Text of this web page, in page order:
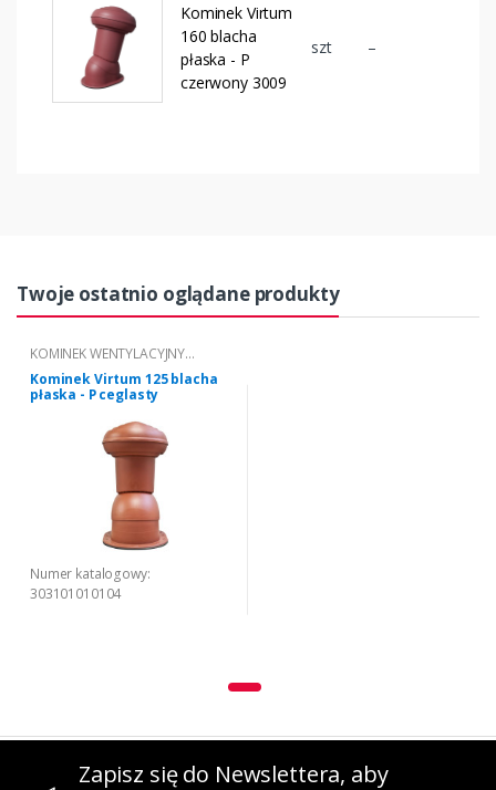
Kominek Virtum
160 blacha
płaska - P
czerwony 3009
szt –
Twoje ostatnio oglądane produkty
KOMINEK WENTYLACYJNY
VIRTUM® DO POKRYĆ Z BLACHY
PŁASKIEJ
Kominek Virtum 125 blacha
płaska - P ceglasty
Numer katalogowy:
303101010104
Zapisz się do Newslettera, aby